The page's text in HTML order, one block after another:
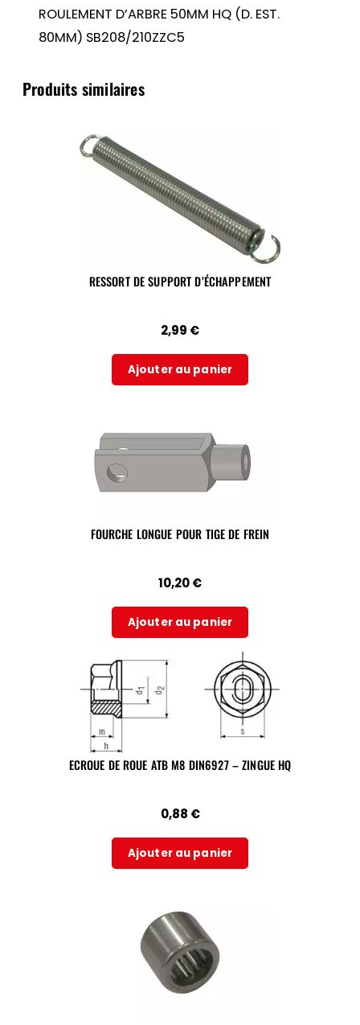
ROULEMENT D’ARBRE 50MM HQ (D. EST.
80MM) SB208/210ZZC5
Produits similaires
RESSORT DE SUPPORT D’ÉCHAPPEMENT
2,99 €
Ajouter au panier
FOURCHE LONGUE POUR TIGE DE FREIN
10,20€
Ajouter au panier
ECROUE DE ROUE ATB M8 DIN6927 – ZINGUE HQ
0,88 €
Ajouter au panier